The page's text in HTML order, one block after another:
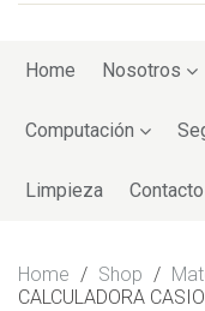
toHome Nosotros
Computación
Limpieza Contacto
Home / Shop /
CALCULADORA